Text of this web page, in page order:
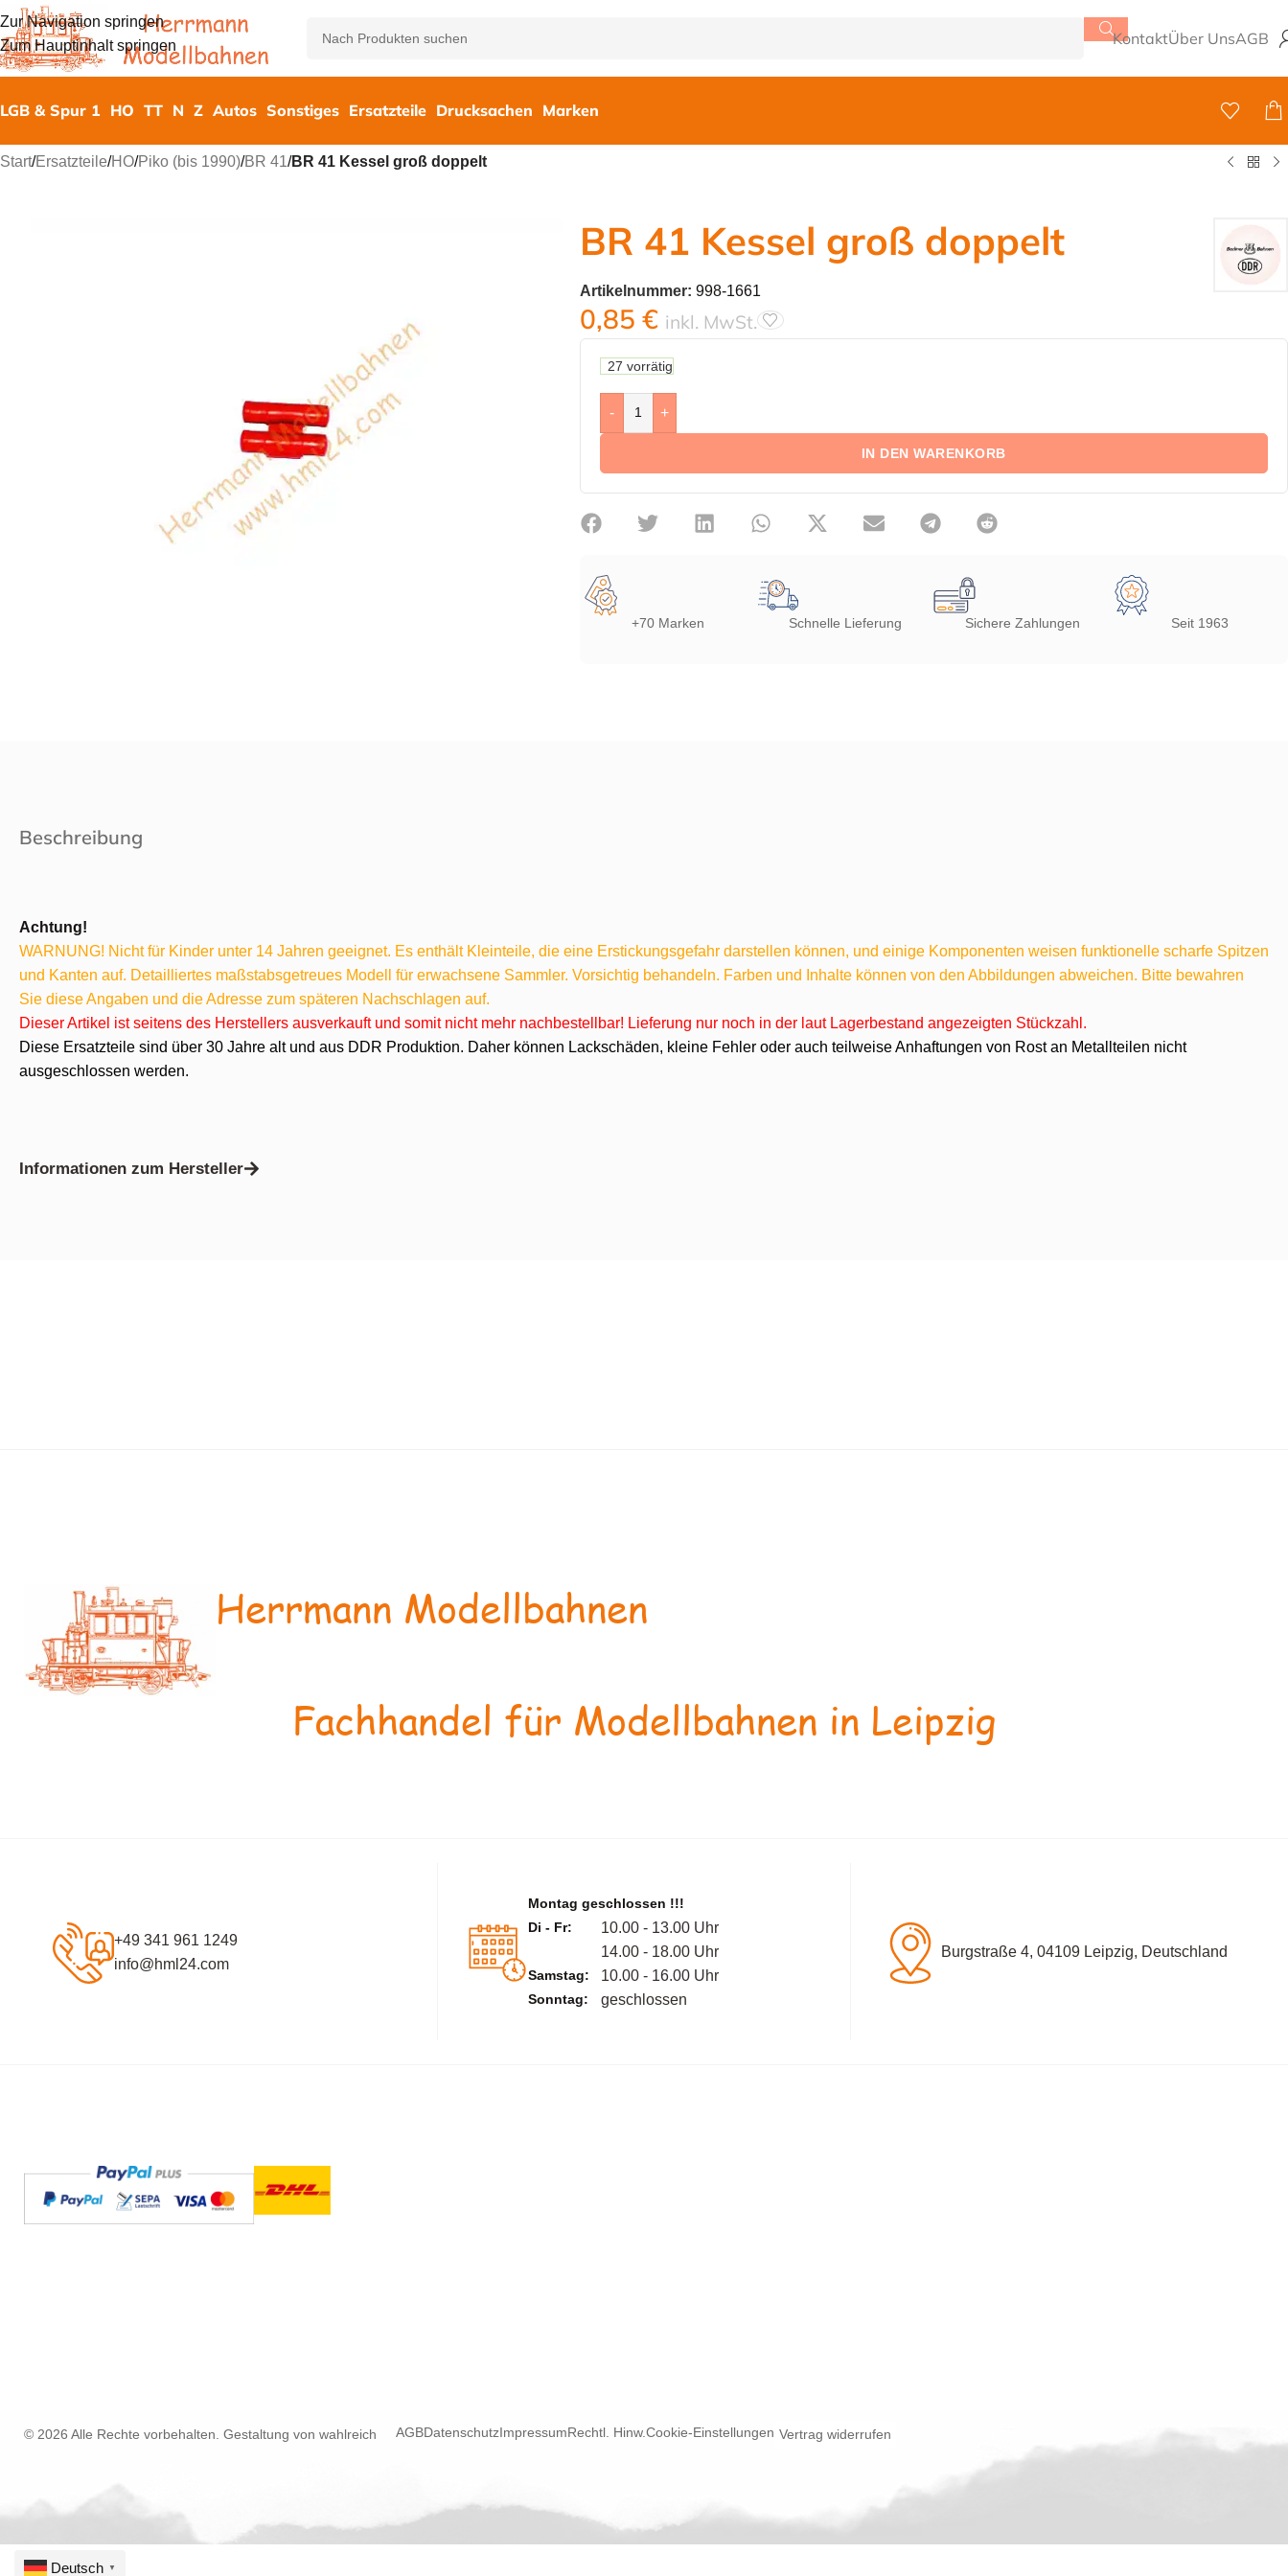
Zur Navigation springen
Zum Hauptinhalt springen
KontaktÜber UnsAGB
LGB & Spur 1 HO TT N Z Autos Sonstiges Ersatzteile Drucksachen Marken
Start/Ersatzteile/HO/Piko (bis 1990)/BR 41/BR 41 Kessel groß doppelt
BR 41 Kessel groß doppelt
Artikelnummer: 998-1661
0,85 € inkl. MwSt.
27 vorrätig
- +
IN DEN WARENKORB
+70 Marken Schnelle Lieferung Sichere Zahlungen Seit 1963
Beschreibung
Achtung!
WARNUNG! Nicht für Kinder unter 14 Jahren geeignet. Es enthält Kleinteile, die eine Erstickungsgefahr darstellen können, und einige Komponenten weisen funktionelle scharfe Spitzen
und Kanten auf. Detailliertes maßstabsgetreues Modell für erwachsene Sammler. Vorsichtig behandeln. Farben und Inhalte können von den Abbildungen abweichen. Bitte bewahren
Sie diese Angaben und die Adresse zum späteren Nachschlagen auf.
Dieser Artikel ist seitens des Herstellers ausverkauft und somit nicht mehr nachbestellbar! Lieferung nur noch in der laut Lagerbestand angezeigten Stückzahl.
Diese Ersatzteile sind über 30 Jahre alt und aus DDR Produktion. Daher können Lackschäden, kleine Fehler oder auch teilweise Anhaftungen von Rost an Metallteilen nicht
ausgeschlossen werden.
Informationen zum Hersteller
Herrmann Modellbahnen
Fachhandel für Modellbahnen in Leipzig
+49 341 961 1249
info@hml24.com
Montag geschlossen !!!
Di - Fr:
10.00 - 13.00 Uhr
14.00 - 18.00 Uhr
Samstag: 10.00 - 16.00 Uhr
Sonntag: geschlossen
Burgstraße 4, 04109 Leipzig, Deutschland
© 2026 Alle Rechte vorbehalten. Gestaltung von wahlreich AGBDatenschutzImpressumRechtl. Hinw.Cookie-Einstellungen Vertrag widerrufen
Deutsch ▼